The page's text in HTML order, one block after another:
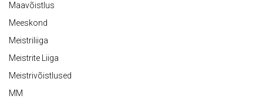
Maavõistlus
Meeskond
Meistriliiga
Meistrite Liiga
Meistrivõistlused
MM